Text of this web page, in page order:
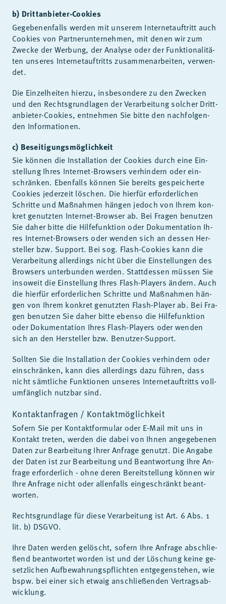
b) Drittanbieter-Cookies
Ge­ge­be­nen­falls wer­den mit un­se­rem In­ter­net­auf­tritt auch
Coo­kies von Part­ner­un­ter­neh­men, mit de­nen wir zum
Zwe­cke der Wer­bung, der Ana­ly­se oder der Funk­tio­na­li­tä­
ten un­se­res In­ter­net­auf­tritts zu­sam­men­ar­bei­ten, ver­wen­
det.
Die Ein­zel­hei­ten hier­zu, ins­be­son­de­re zu den Zwe­cken
und den Rechts­grund­la­gen der Ver­ar­bei­tung sol­cher Dritt­
an­bie­ter-Coo­kies, ent­neh­men Sie bit­te den nach­fol­gen­
den In­for­ma­tio­nen.
c) Beseitigungsmöglichkeit
Sie kön­nen die In­stal­la­ti­on der Coo­kies durch eine Ein­
stel­lung Ih­res In­ter­net-Brow­sers ver­hin­dern oder ein­
schrän­ken. Eben­falls kön­nen Sie be­reits ge­spei­cher­te
Coo­kies je­der­zeit lö­schen. Die hier­für er­for­der­li­chen
Schrit­te und Maß­nah­men hän­gen je­doch von Ih­rem kon­
kret ge­nutz­ten In­ter­net-Brow­ser ab. Bei Fra­gen be­nut­zen
Sie da­her bit­te die Hil­fe­funk­ti­on oder Do­ku­men­ta­ti­on Ih­
res In­ter­net-Brow­sers oder wen­den sich an des­sen Her­
stel­ler bzw. Sup­port. Bei sog. Flash-Coo­kies kann die
Ver­ar­bei­tung al­ler­dings nicht über die Ein­stel­lun­gen des
Brow­sers un­ter­bun­den wer­den. Statt­des­sen müs­sen Sie
in­so­weit die Ein­stel­lung Ih­res Flash-Play­ers än­dern. Auch
die hier­für er­for­der­li­chen Schrit­te und Maß­nah­men hän­
gen von Ih­rem kon­kret ge­nutz­ten Flash-Play­er ab. Bei Fra­
gen be­nut­zen Sie da­her bit­te eben­so die Hil­fe­funk­ti­on
oder Do­ku­men­ta­ti­on Ih­res Flash-Play­ers oder wen­den
sich an den Her­stel­ler bzw. Be­nut­zer-Sup­port.
Soll­ten Sie die In­stal­la­ti­on der Coo­kies ver­hin­dern oder
ein­schrän­ken, kann dies al­ler­dings dazu füh­ren, dass
nicht sämt­li­che Funk­tio­nen un­se­res In­ter­net­auf­tritts voll­
um­fäng­lich nutz­bar sind.
Kontaktanfragen / Kontaktmöglichkeit
So­fern Sie per Kon­takt­for­mu­lar oder E-Mail mit uns in
Kon­takt tre­ten, wer­den die da­bei von Ih­nen an­ge­ge­be­nen
Da­ten zur Be­ar­bei­tung Ih­rer An­fra­ge ge­nutzt. Die An­ga­be
der Da­ten ist zur Be­ar­bei­tung und Be­ant­wor­tung Ihre An­
fra­ge er­for­der­lich - ohne de­ren Be­reit­stel­lung kön­nen wir
Ihre An­fra­ge nicht oder al­len­falls ein­ge­schränkt be­ant­
wor­ten.
Rechts­grund­la­ge für die­se Ver­ar­bei­tung ist Art. 6 Abs. 1
lit. b) DS­GVO.
Ihre Da­ten wer­den ge­löscht, so­fern Ihre An­fra­ge ab­schlie­
ßend be­ant­wor­tet wor­den ist und der Lö­schung kei­ne ge­
setz­li­chen Auf­be­wah­rungs­pflich­ten ent­ge­gen­ste­hen, wie
bspw. bei ei­ner sich et­waig an­schlie­ßen­den Ver­trags­ab­
wick­lung.